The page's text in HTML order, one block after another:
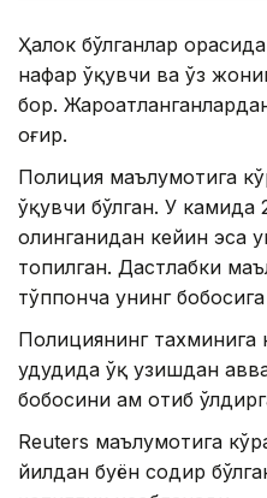
Ҳалок бўлганлар
нафар ўқувчи ва ўз
бор.
оғир.
Полиция маълумотига
ўқувчи бўлган. У камида
олинганидан кейин эса
топилган. Дастлабки
тўппонча унинг
Полициянинг тахминига
ҳудудида ўқ узишдан
бобосини ҳам отиб
Reuters маълумотига
йилдан буён содир